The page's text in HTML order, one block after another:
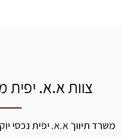
צוות א.א. יפית
משרד תיווך א.א. יפית נכסי